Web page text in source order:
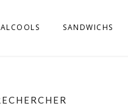
FRIULI
ALCOOLS SANDWICHS